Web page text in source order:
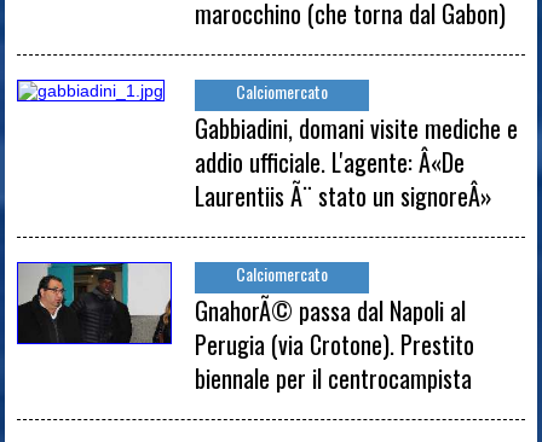
marocchino (che torna dal Gabon)
Calciomercato
Gabbiadini, domani visite mediche e
addio ufficiale. L'agente: Â«De
Laurentiis Ã¨ stato un signoreÂ»
Calciomercato
GnahorÃ© passa dal Napoli al
Perugia (via Crotone). Prestito
biennale per il centrocampista